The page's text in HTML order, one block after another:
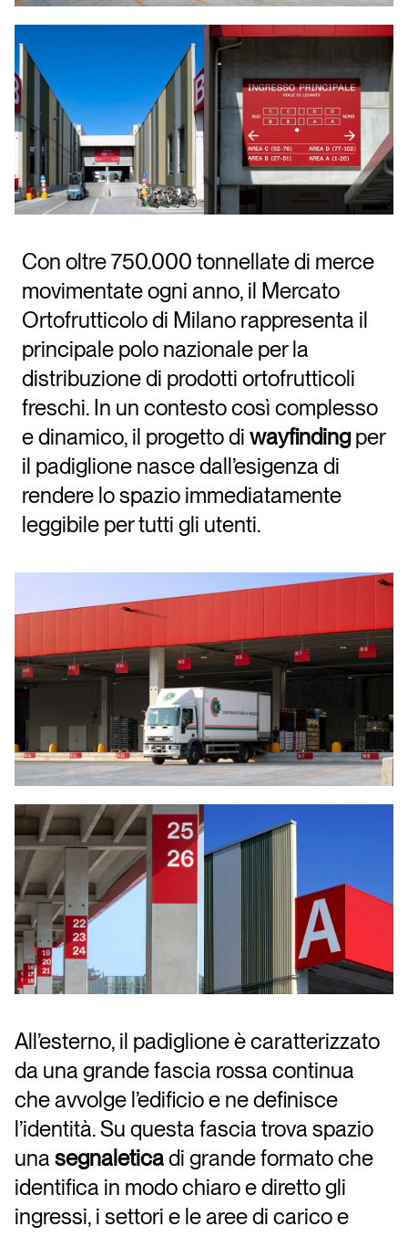
Con oltre 750.000 tonnellate di merce
movimentate ogni anno, il Mercato
Ortofrutticolo di Milano rappresenta il
principale polo nazionale per la
distribuzione di prodotti ortofrutticoli
freschi. In un contesto così complesso
e dinamico, il progetto di wayfindingper
il padiglione nasce dall’esigenza di
rendere lo spazio immediatamente
leggibile per tutti gli utenti.
All’esterno, il padiglione è caratterizzato
da una grande fascia rossa continua
che avvolge l’edificio e ne definisce
l’identità. Su questa fascia trova spazio
una segnaleticadi grande formato che
identifica in modo chiaro e diretto gli
ingressi, i settori e le aree di carico e